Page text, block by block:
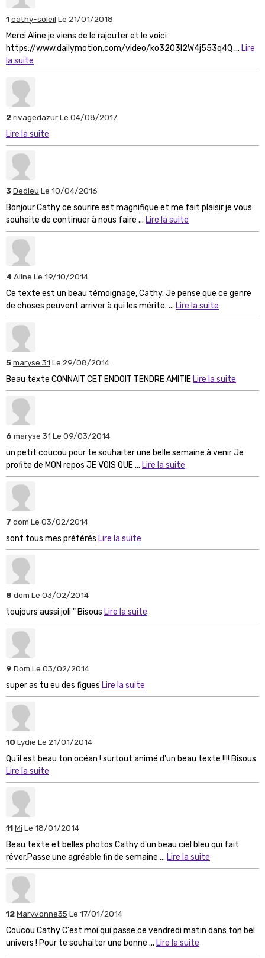
1cathy-soleil Le 21/01/2018
Merci Aline je viens de le rajouter et le voici
https://www.dailymotion.com/video/ko3203l2W4j553q4Q ... Lire
la suite
2rivagedazurLe 04/08/2017
Lire la suite
3Dedieu Le 10/04/2016
Bonjour Cathy ce sourire est magnifique et me fait plaisir je vous
souhaite de continuer à nous faire ... Lire la suite
4 Aline Le 19/10/2014
Ce texte est un beau témoignage, Cathy. Je pense que ce genre
de choses peuvent arriver à qui les mérite. ... Lire la suite
5maryse 31 Le 29/08/2014
Beau texte CONNAIT CET ENDOIT TENDRE AMITIE Lire la suite
6 maryse 31 Le 09/03/2014
un petit coucou pour te souhaiter une belle semaine à venir Je
profite de MON repos JE VOIS QUE ... Lire la suite
7 dom Le 03/02/2014
sont tous mes préférés Lire la suite
8 dom Le 03/02/2014
toujours aussi joli " Bisous Lire la suite
9 Dom Le 03/02/2014
super as tu eu des figues Lire la suite
10 Lydie Le 21/01/2014
Qu'il est beau ton océan ! surtout animé d'un beau texte !!!! Bisous
Lire la suite
11Mi Le 18/01/2014
Beau texte et belles photos Cathy d'un beau ciel bleu qui fait
rêver.Passe une agréable fin de semaine ... Lire la suite
12Maryvonne35 Le 17/01/2014
Coucou Cathy C'est moi qui passe ce vendredi matin dans ton bel
univers ! Pour te souhaiter une bonne ... Lire la suite